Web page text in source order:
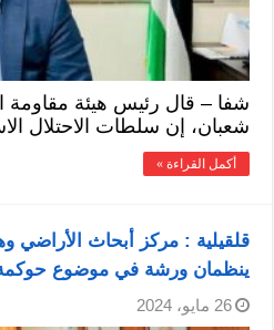
شفا – قال رئيس هيئة مقاومة
شعبان، إن سلطات الاحتلال
أكمل القراءة »
قلقيلية : مركز أبحاث الأراضي
ينظمان ورشة في موضوع
26 مايو، 2024